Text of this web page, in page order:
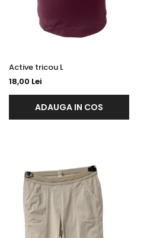
Active tricou L
18,00 Lei
ADAUGA IN COS